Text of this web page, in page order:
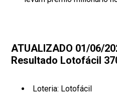
ATUALIZADO 01/06/
Resultado Lotofácil
Loteria: Lotofácil